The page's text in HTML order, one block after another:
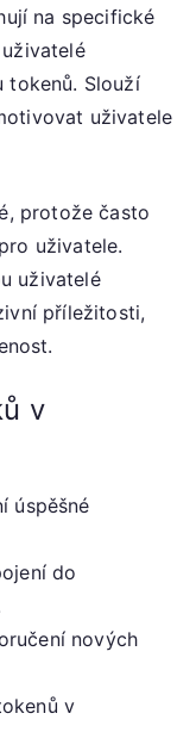
na specifické
tokenů. Slouží
uživatele
protože často
uživatele.
uživatelé
příležitosti,
v
úspěšné
do
nových
v